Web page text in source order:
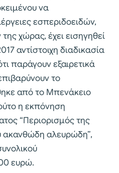
να
εσπεριδοειδών,
χώρας, έχει εισηγηθεί
αντίστοιχη διαδικασία
παράγουν εξαιρετικά
το
από το Μπενάκειο
η εκπόνηση
“Περιορισμός της
αλευρώδη”,
ευρώ.